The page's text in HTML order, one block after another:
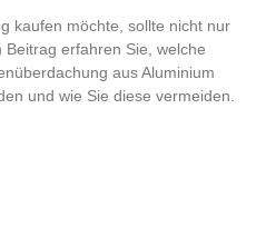
kaufen möchte, sollte nicht nur
erfahren Sie, welche
aus Aluminium
und wie Sie diese vermeiden.